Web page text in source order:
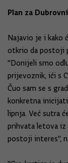
Plan za
Najavio je i kako
otkrio da postoji
"Donijeli smo
prijevoznik, ići s
Čuo sam se s
konkretna
lipnja. Već sutra
prihvata letova iz
postoji interes",